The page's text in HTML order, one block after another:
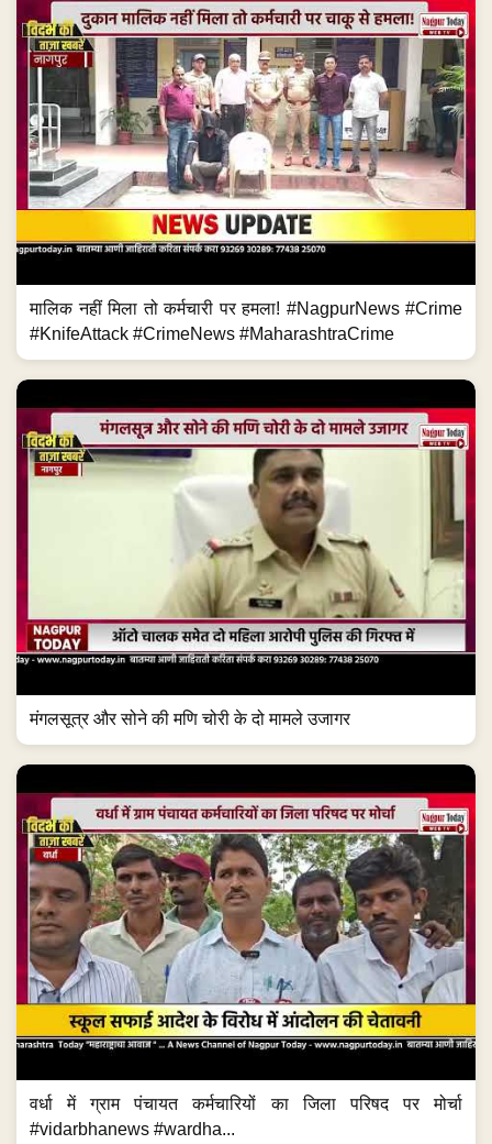
मालिक नहीं मिला तो कर्मचारी पर हमला! #NagpurNews #Crime
#KnifeAttack #CrimeNews #MaharashtraCrime
मंगलसूत्र और सोने की मणि चोरी के दो मामले उजागर
वर्धा में ग्राम पंचायत कर्मचारियों का जिला परिषद पर मोर्चा
#vidarbhanews #wardha...